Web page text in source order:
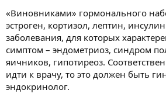
«Виновниками» гормонального
эстроген, кортизол, лептин,
заболевания, для которых
симптом – эндометриоз, синдром
яичников, гипотиреоз.
идти к врачу, то это должен быть
эндокринолог.